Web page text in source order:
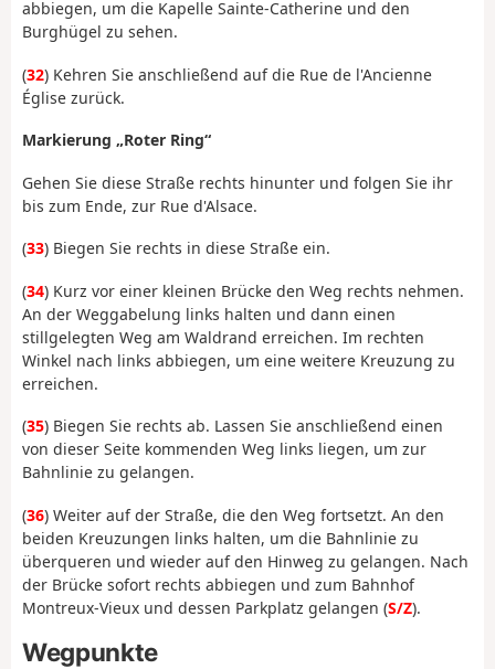
abbiegen, um die Kapelle Sainte-Catherine und den
Burghügel zu sehen.
(32) Kehren Sie anschließend auf die Rue de l'Ancienne
Église zurück.
Markierung „Roter Ring“
Gehen Sie diese Straße rechts hinunter und folgen Sie ihr
bis zum Ende, zur Rue d'Alsace.
(33) Biegen Sie rechts in diese Straße ein.
(34) Kurz vor einer kleinen Brücke den Weg rechts nehmen.
An der Weggabelung links halten und dann einen
stillgelegten Weg am Waldrand erreichen. Im rechten
Winkel nach links abbiegen, um eine weitere Kreuzung zu
erreichen.
(35) Biegen Sie rechts ab. Lassen Sie anschließend einen
von dieser Seite kommenden Weg links liegen, um zur
Bahnlinie zu gelangen.
(36) Weiter auf der Straße, die den Weg fortsetzt. An den
beiden Kreuzungen links halten, um die Bahnlinie zu
überqueren und wieder auf den Hinweg zu gelangen. Nach
der Brücke sofort rechts abbiegen und zum Bahnhof
Montreux-Vieux und dessen Parkplatz gelangen (S/Z).
Wegpunkte